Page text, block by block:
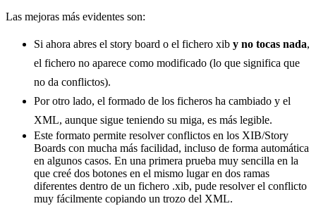
Las mejoras más evidentes son:
Si ahora abres el story board o el fichero xib y no tocas nada,
el fichero no aparece como modificado (lo que significa que
no da conflictos).
Por otro lado, el formado de los ficheros ha cambiado y el
XML, aunque sigue teniendo su miga, es más legible.
Este formato permite resolver conflictos en los XIB/Story
Boards con mucha más facilidad, incluso de forma automática
en algunos casos. En una primera prueba muy sencilla en la
que creé dos botones en el mismo lugar en dos ramas
diferentes dentro de un fichero .xib, pude resolver el conflicto
muy fácilmente copiando un trozo del XML.